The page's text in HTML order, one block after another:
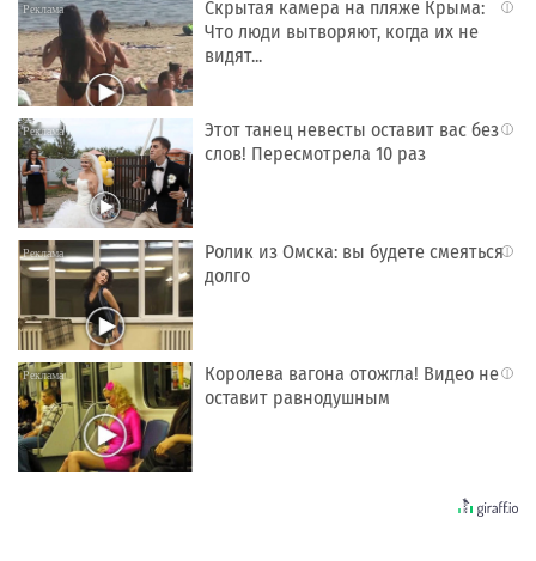
i
Скрытая камера на пляже Крыма:
Что люди вытворяют, когда их не
видят...
i
Этот танец невесты оставит вас без
слов! Пересмотрела 10 раз
i
Ролик из Омска: вы будете смеяться
долго
i
Королева вагона отожгла! Видео не
оставит равнодушным